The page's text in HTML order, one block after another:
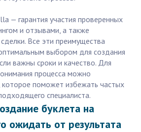
— гарантия участия проверенных
и отзывами, а также
Все эти преимущества
выбором для создания
важны сроки и качество. Для
процесса можно
которое поможет избежать частых
специалиста.
буклета на
ожидать от результата